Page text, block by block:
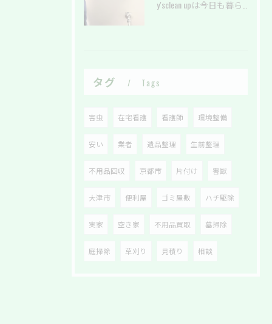
タグ Tags
害虫 在宅看護 看護師 環境整備
安い 業者 遺品整理 生前整理
不用品回収 京都市 片付け 害獣
大津市 便利屋 ゴミ屋敷 ハチ駆除
実家 空き家 不用品買取 墓掃除
庭掃除 草刈り 見積り 相談